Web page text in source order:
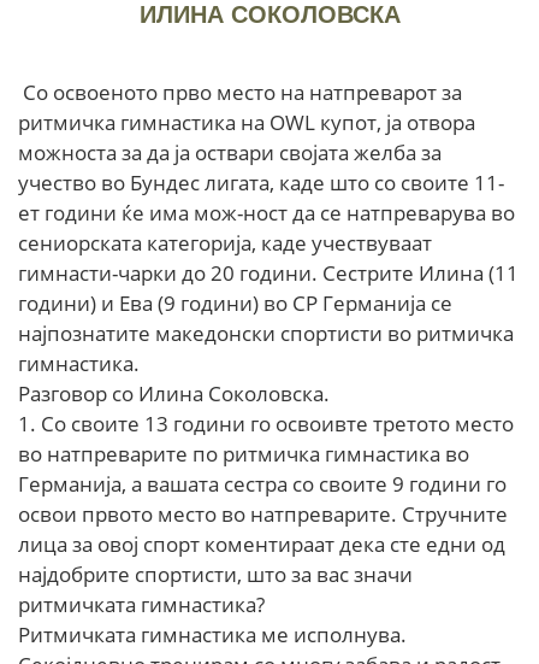
ИЛИНА СОКОЛОВСКА
Со освоеното прво место на натпреварот за
ритмичка гимнастика на OWL купот, ја отвора
можноста за да ја оствари својата желба за
учество во Бундес лигата, каде што со своите 11-
ет години ќе има мож-ност да се натпреварува во
сениорската категорија, каде учествуваат
гимнасти-чарки до 20 години. Сестрите Илина (11
години) и Ева (9 години) во СР Германија се
најпознатите македонски спортисти во ритмичка
гимнастика.
Разговор со Илина Соколовска.
1. Со своите 13 години го освоивте третото место
во натпреварите по ритмичка гимнастика во
Германија, а вашата сестра со своите 9 години го
освои првото место во натпреварите. Стручните
лица за овој спорт коментираат дека сте едни од
најдобрите спортисти, што за вас значи
ритмичката гимнастика?
Ритмичката гимнастика ме исполнува.